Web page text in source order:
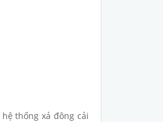
thống xả đông cải